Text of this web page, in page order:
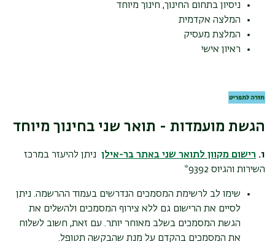
ניסיון בתחום החינוך, חינוך מיוחד
המלצה אקדמית
המלצת מעסיק
ראיון אישי
הגשת מועמדות - תואר שני בחינוך מיוחד
1. רישום מקוון לתואר שני באתר בר-אילן ניתן להיעזר במרכז
השירות והגיוס 9392*
שימו לב לרשימת המסמכים הנדרשים בעמוד ההרשמה. ניתן
לסיים את הרישום גם ללא צירוף המסמכים ולהשלים את
הגשת המסמכים בשלב מאוחר יותר. עם זאת, חשוב לשלוח
את המסמכים בהקדם על מנת שהבקשה תטופל.